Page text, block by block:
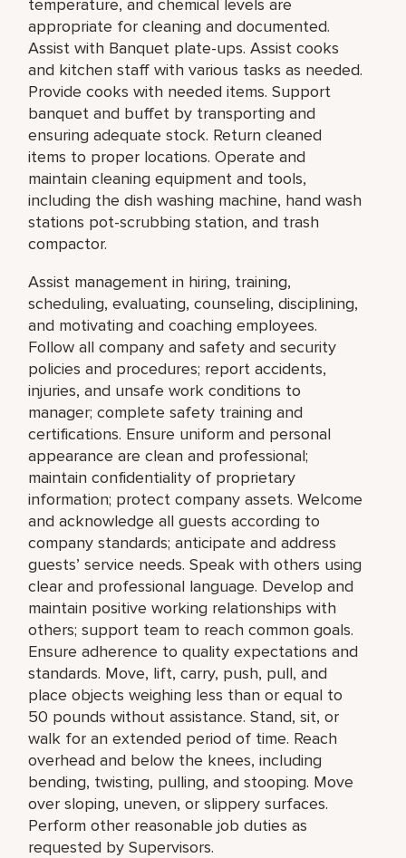
temperature, and chemical levels are
appropriate for cleaning and documented.
Assist with Banquet plate-ups. Assist cooks
and kitchen staff with various tasks as needed.
Provide cooks with needed items. Support
banquet and buffet by transporting and
ensuring adequate stock. Return cleaned
items to proper locations. Operate and
maintain cleaning equipment and tools,
including the dish washing machine, hand wash
stations pot-scrubbing station, and trash
compactor.
Assist management in hiring, training,
scheduling, evaluating, counseling, disciplining,
and motivating and coaching employees.
Follow all company and safety and security
policies and procedures; report accidents,
injuries, and unsafe work conditions to
manager; complete safety training and
certifications. Ensure uniform and personal
appearance are clean and professional;
maintain confidentiality of proprietary
information; protect company assets. Welcome
and acknowledge all guests according to
company standards; anticipate and address
guests’ service needs. Speak with others using
clear and professional language. Develop and
maintain positive working relationships with
others; support team to reach common goals.
Ensure adherence to quality expectations and
standards. Move, lift, carry, push, pull, and
place objects weighing less than or equal to
50 pounds without assistance. Stand, sit, or
walk for an extended period of time. Reach
overhead and below the knees, including
bending, twisting, pulling, and stooping. Move
over sloping, uneven, or slippery surfaces.
Perform other reasonable job duties as
requested by Supervisors.